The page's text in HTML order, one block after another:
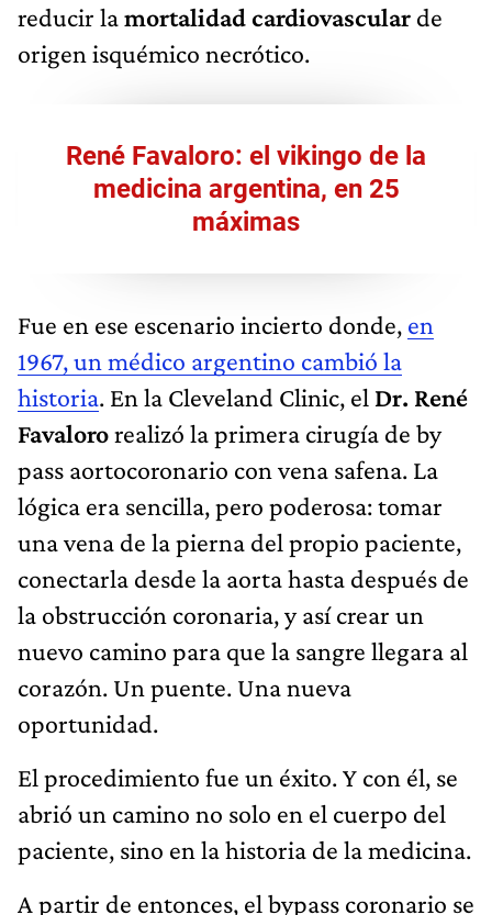
reducir lamortalidad cardiovascular de
origen isquémico necrótico.
René Favaloro: el vikingo de la
medicina argentina, en 25
máximas
Fue en ese escenario incierto donde, en
1967, un médico argentino cambió la
historia. En la Cleveland Clinic, el Dr. René
Favalororealizó la primera cirugía de by
pass aortocoronario con vena safena. La
lógica era sencilla, pero poderosa: tomar
una vena de la pierna del propio paciente,
conectarla desde la aorta hasta después de
la obstrucción coronaria, y así crear un
nuevo camino para que la sangre llegara al
corazón. Un puente. Una nueva
oportunidad.
El procedimiento fue un éxito. Y con él, se
abrió un camino no solo en el cuerpo del
paciente, sino en la historia de la medicina.
A partir de entonces, el bypass coronario se